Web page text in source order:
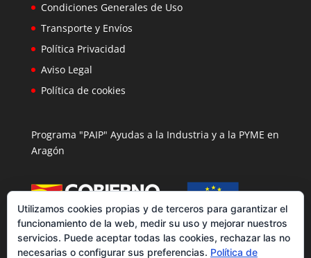
Condiciones Generales de Uso
Transporte y Envíos
Política Privacidad
Aviso Legal
Política de cookies
Programa "PAIP" Ayudas a la Industria y a la PYME en
Aragón
Utilizamos cookies propias y de terceros para garantizar el
funcionamiento de la web, medir su uso y mejorar nuestros
servicios. Puede aceptar todas las cookies, rechazar las no
necesarias o configurar sus preferencias. Política de